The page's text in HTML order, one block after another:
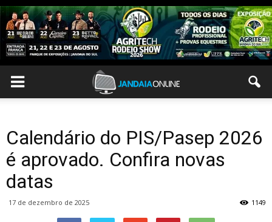
Calendário do PIS/Pasep 2026
é aprovado. Confira novas
datas
17 de dezembro de 2025 1149